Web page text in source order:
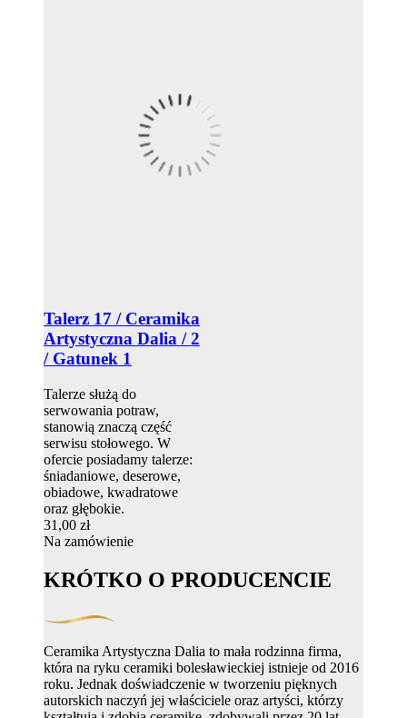
Talerz 17 / Ceramika
Artystyczna Dalia / 2
/ Gatunek 1
Talerze służą do
serwowania potraw,
stanowią znaczą część
serwisu stołowego. W
ofercie posiadamy talerze:
śniadaniowe, deserowe,
obiadowe, kwadratowe
oraz głębokie.
31,00 zł
Na zamówienie
KRÓTKO O PRODUCENCIE
Ceramika Artystyczna Dalia to mała rodzinna firma,
która na ryku ceramiki bolesławieckiej istnieje od 2016
roku. Jednak doświadczenie w tworzeniu pięknych
autorskich naczyń jej właściciele oraz artyści, którzy